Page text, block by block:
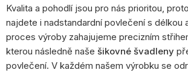
Kvalita a pohodlí jsou pro nás prioritou,
najdete i nadstandardní povlečení s délkou
proces výroby zahajujeme precizním
kterou následně naše šikovné švadleny
povlečení. V každém našem výrobku se